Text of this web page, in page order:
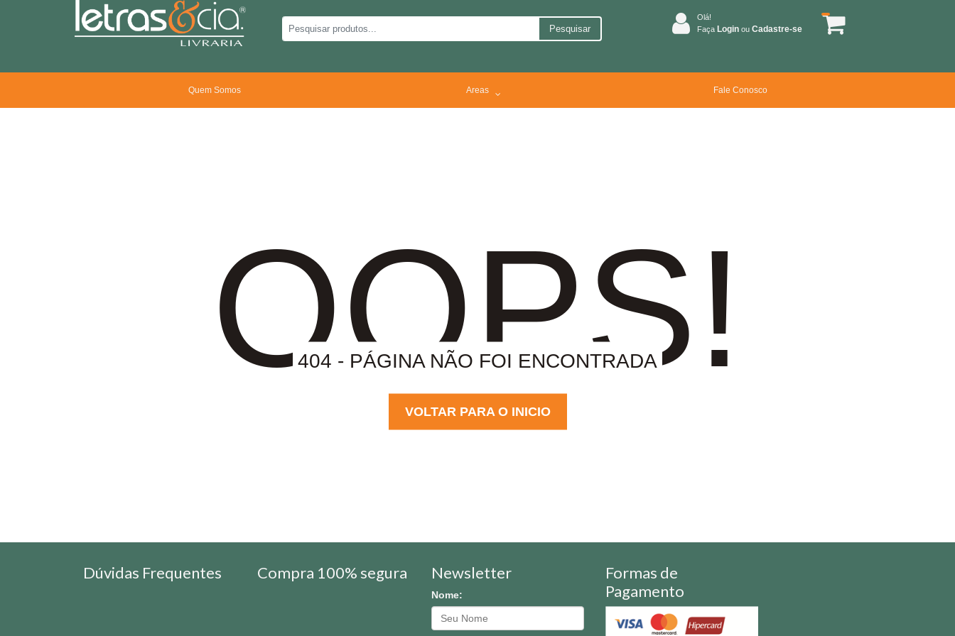
Pesquisar
Olá!
Faça Login ou Cadastre-se
Quem Somos Areas Fale Conosco
OOPS!
404 - PÁGINA NÃO FOI ENCONTRADA
VOLTAR PARA O INICIO
Dúvidas Frequentes Compra 100% segura Newsletter
Nome:
Formas de
Pagamento